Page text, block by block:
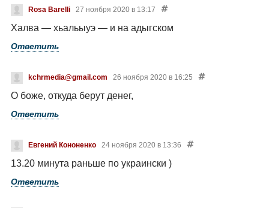
Rosa Barelli 27 ноября 2020 в 13:17
Халва — хьальыуэ — и на адыгском
Ответить
kchrmedia@gmail.com 26 ноября 2020 в 16:25
О боже, откуда берут денег,
Ответить
Евгений Кононенко 24 ноября 2020 в 13:36
13.20 минута раньше по украински )
Ответить